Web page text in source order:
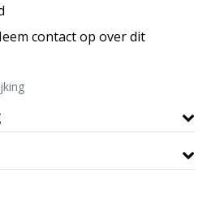
contact op over dit